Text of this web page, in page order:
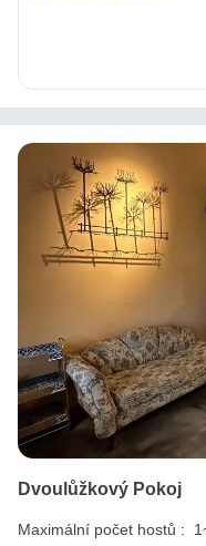
Dvoulůžkový Pokoj
Maximální počet hostů :